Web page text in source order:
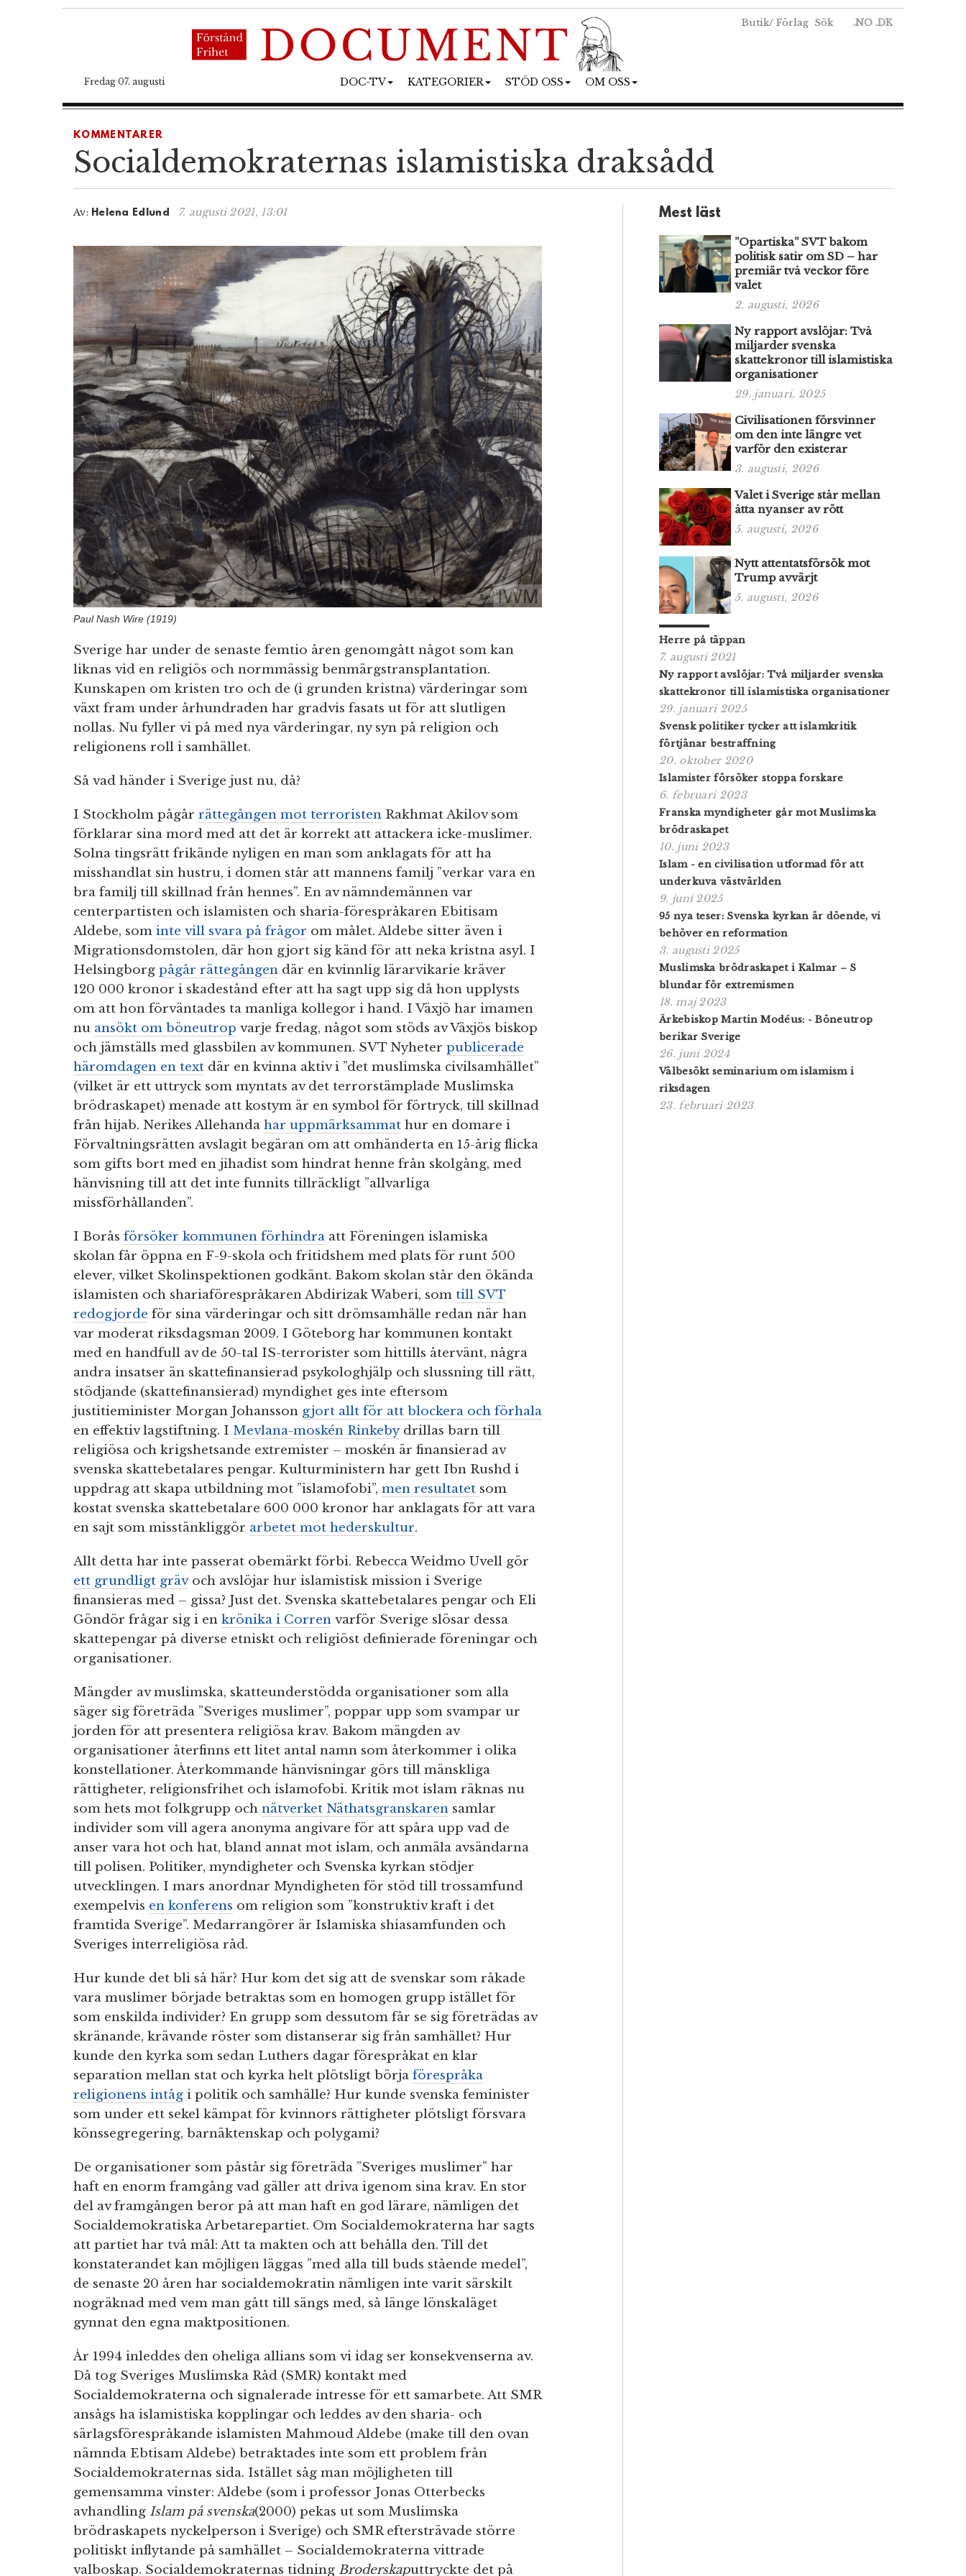
Butik/ Förlag Sök .NO .DK
Fredag 07. augusti DOC-TV KATEGORIER STÖD OSS OM OSS
KOMMENTARER
Socialdemokraternas islamistiska draksådd
Av: Helena Edlund 7. augusti 2021, 13:01
Paul Nash Wire (1919)
Sverige har under de senaste femtio åren genomgått något som kan
liknas vid en religiös och normmässig benmärgstransplantation.
Kunskapen om kristen tro och de (i grunden kristna) värderingar som
växt fram under århundraden har gradvis fasats ut för att slutligen
nollas. Nu fyller vi på med nya värderingar, ny syn på religion och
religionens roll i samhället.
Så vad händer i Sverige just nu, då?
I Stockholm pågår rättegången mot terroristen Rakhmat Akilov som
förklarar sina mord med att det är korrekt att attackera icke-muslimer.
Solna tingsrätt frikände nyligen en man som anklagats för att ha
misshandlat sin hustru, i domen står att mannens familj ”verkar vara en
bra familj till skillnad från hennes”. En av nämndemännen var
centerpartisten och islamisten och sharia-förespråkaren Ebitisam
Aldebe, som inte vill svara på frågor om målet. Aldebe sitter även i
Migrationsdomstolen, där hon gjort sig känd för att neka kristna asyl. I
Helsingborg pågår rättegången där en kvinnlig lärarvikarie kräver
120 000 kronor i skadestånd efter att ha sagt upp sig då hon upplysts
om att hon förväntades ta manliga kollegor i hand. I Växjö har imamen
nu ansökt om böneutrop varje fredag, något som stöds av Växjös biskop
och jämställs med glassbilen av kommunen. SVT Nyheter publicerade
häromdagen en text där en kvinna aktiv i ”det muslimska civilsamhället”
(vilket är ett uttryck som myntats av det terrorstämplade Muslimska
brödraskapet) menade att kostym är en symbol för förtryck, till skillnad
från hijab. Nerikes Allehanda har uppmärksammat hur en domare i
Förvaltningsrätten avslagit begäran om att omhänderta en 15-årig flicka
som gifts bort med en jihadist som hindrat henne från skolgång, med
hänvisning till att det inte funnits tillräckligt ”allvarliga
missförhållanden”.
I Borås försöker kommunen förhindra att Föreningen islamiska
skolan får öppna en F-9-skola och fritidshem med plats för runt 500
elever, vilket Skolinspektionen godkänt. Bakom skolan står den ökända
islamisten och shariaförespråkaren Abdirizak Waberi, som till SVT
redogjorde för sina värderingar och sitt drömsamhälle redan när han
var moderat riksdagsman 2009. I Göteborg har kommunen kontakt
med en handfull av de 50-tal IS-terrorister som hittills återvänt, några
andra insatser än skattefinansierad psykologhjälp och slussning till rätt,
stödjande (skattefinansierad) myndighet ges inte eftersom
justitieminister Morgan Johansson gjort allt för att blockera och förhala
en effektiv lagstiftning. I Mevlana-moskén Rinkebydrillas barn till
religiösa och krigshetsande extremister – moskén är finansierad av
svenska skattebetalares pengar. Kulturministern har gett Ibn Rushd i
uppdrag att skapa utbildning mot ”islamofobi”, men resultatet som
kostat svenska skattebetalare 600 000 kronor har anklagats för att vara
en sajt som misstänkliggör arbetet mot hederskultur.
Allt detta har inte passerat obemärkt förbi. Rebecca Weidmo Uvell gör
ett grundligt grävoch avslöjar hur islamistisk mission i Sverige
finansieras med – gissa? Just det. Svenska skattebetalares pengar och Eli
Göndör frågar sig i en krönika i Corren varför Sverige slösar dessa
skattepengar på diverse etniskt och religiöst definierade föreningar och
organisationer.
Mängder av muslimska, skatteunderstödda organisationer som alla
säger sig företräda ”Sveriges muslimer”, poppar upp som svampar ur
jorden för att presentera religiösa krav. Bakom mängden av
organisationer återfinns ett litet antal namn som återkommer i olika
konstellationer. Återkommande hänvisningar görs till mänskliga
rättigheter, religionsfrihet och islamofobi. Kritik mot islam räknas nu
som hets mot folkgrupp och nätverket Näthatsgranskaren samlar
individer som vill agera anonyma angivare för att spåra upp vad de
anser vara hot och hat, bland annat mot islam, och anmäla avsändarna
till polisen. Politiker, myndigheter och Svenska kyrkan stödjer
utvecklingen. I mars anordnar Myndigheten för stöd till trossamfund
exempelvis en konferens om religion som ”konstruktiv kraft i det
framtida Sverige”. Medarrangörer är Islamiska shiasamfunden och
Sveriges interreligiösa råd.
Hur kunde det bli så här? Hur kom det sig att de svenskar som råkade
vara muslimer började betraktas som en homogen grupp istället för
som enskilda individer? En grupp som dessutom får se sig företrädas av
skränande, krävande röster som distanserar sig från samhället? Hur
kunde den kyrka som sedan Luthers dagar förespråkat en klar
separation mellan stat och kyrka helt plötsligt börja förespråka
religionens intåg i politik och samhälle? Hur kunde svenska feminister
som under ett sekel kämpat för kvinnors rättigheter plötsligt försvara
könssegregering, barnäktenskap och polygami?
De organisationer som påstår sig företräda ”Sveriges muslimer” har
haft en enorm framgång vad gäller att driva igenom sina krav. En stor
del av framgången beror på att man haft en god lärare, nämligen det
Socialdemokratiska Arbetarepartiet. Om Socialdemokraterna har sagts
att partiet har två mål: Att ta makten och att behålla den. Till det
konstaterandet kan möjligen läggas ”med alla till buds stående medel”,
de senaste 20 åren har socialdemokratin nämligen inte varit särskilt
nogräknad med vem man gått till sängs med, så länge lönskaläget
gynnat den egna maktpositionen.
År 1994 inleddes den oheliga allians som vi idag ser konsekvenserna av.
Då tog Sveriges Muslimska Råd (SMR) kontakt med
Socialdemokraterna och signalerade intresse för ett samarbete. Att SMR
ansågs ha islamistiska kopplingar och leddes av den sharia- och
särlagsförespråkande islamisten Mahmoud Aldebe (make till den ovan
nämnda Ebtisam Aldebe) betraktades inte som ett problem från
Socialdemokraternas sida. Istället såg man möjligheten till
gemensamma vinster: Aldebe (som i professor Jonas Otterbecks
avhandling Islam på svenska(2000) pekas ut som Muslimska
brödraskapets nyckelperson i Sverige) och SMR eftersträvade större
politiskt inflytande på samhället – Socialdemokraterna vittrade
valboskap. Socialdemokraternas tidning Broderskaputtryckte det på
Mest läst
”Opartiska” SVT bakom
politisk satir om SD – har
premiär två veckor före
valet
2. augusti, 2026
Ny rapport avslöjar: Två
miljarder svenska
skattekronor till islamistiska
organisationer
29. januari, 2025
Civilisationen försvinner
om den inte längre vet
varför den existerar
3. augusti, 2026
Valet i Sverige står mellan
åtta nyanser av rött
5. augusti, 2026
Nytt attentatsförsök mot
Trump avvärjt
5. augusti, 2026
Herre på täppan
7. augusti 2021
Ny rapport avslöjar: Två miljarder svenska
skattekronor till islamistiska organisationer
29. januari 2025
Svensk politiker tycker att islamkritik
förtjänar bestraffning
20. oktober 2020
Islamister försöker stoppa forskare
6. februari 2023
Franska myndigheter går mot Muslimska
brödraskapet
10. juni 2023
Islam - en civilisation utformad för att
underkuva västvärlden
9. juni 2025
95 nya teser: Svenska kyrkan är döende, vi
behöver en reformation
3. augusti 2025
Muslimska brödraskapet i Kalmar – S
blundar för extremismen
18. maj 2023
Ärkebiskop Martin Modéus: - Böneutrop
berikar Sverige
26. juni 2024
Välbesökt seminarium om islamism i
riksdagen
23. februari 2023